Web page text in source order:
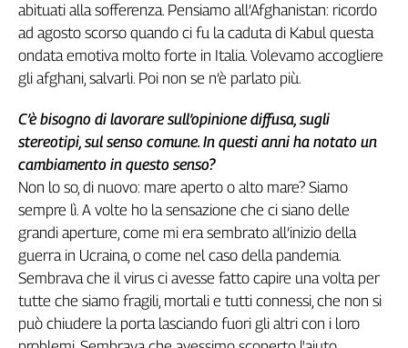
abituati alla sofferenza. Pensiamo all’Afghanistan: ricordo
ad agosto scorso quando ci fu la caduta di Kabul questa
ondata emotiva molto forte in Italia. Volevamo accogliere
gli afghani, salvarli. Poi non se n’è parlato più.
C’è bisogno di lavorare sull’opinione diffusa, sugli
stereotipi, sul senso comune. In questi anni ha notato un
cambiamento in questo senso?
Non lo so, di nuovo: mare aperto o alto mare? Siamo
sempre lì. A volte ho la sensazione che ci siano delle
grandi aperture, come mi era sembrato all’inizio della
guerra in Ucraina, o come nel caso della pandemia.
Sembrava che il virus ci avesse fatto capire una volta per
tutte che siamo fragili, mortali e tutti connessi, che non si
può chiudere la porta lasciando fuori gli altri con i loro